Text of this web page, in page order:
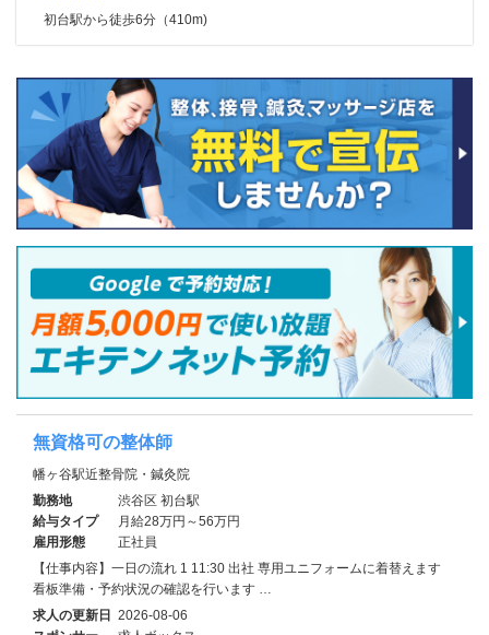
初台駅から徒歩6分（410m)
無資格可の整体師
幡ヶ谷駅近整骨院・鍼灸院
勤務地
渋谷区 初台駅
給与タイプ
月給28万円～56万円
雇用形態
正社員
【仕事内容】一日の流れ 1 11:30 出社 専用ユニフォームに着替えます
看板準備・予約状況の確認を行います …
求人の更新日 2026-08-06